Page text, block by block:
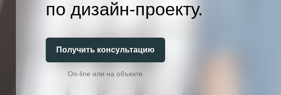
по дизайн-проекту.
On-line или на объекте
Получить консультацию